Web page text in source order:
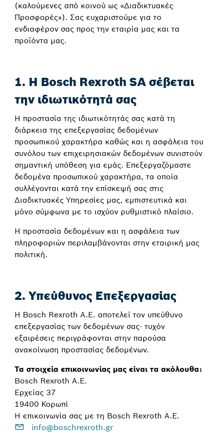
(καλούμενες από κοινού ως «Διαδικτυακές
Προσφορές»). Σας ευχαριστούμε για το
ενδιαφέρον σας προς την εταιρία μας και τα
προϊόντα μας.
1. Η Bosch Rexroth SA σέβεται
την ιδιωτικότητά σας
Η προστασία της ιδιωτικότητάς σας κατά τη
διάρκεια της επεξεργασίας δεδομένων
προσωπικού χαρακτήρα καθώς και η ασφάλεια του
συνόλου των επιχειρησιακών δεδομένων συνιστούν
σημαντική υπόθεση για εμάς. Επεξεργαζόμαστε
δεδομένα προσωπικού χαρακτήρα, τα οποία
συλλέγονται κατά την επίσκεψή σας στις
Διαδικτυακές Υπηρεσίες μας, εμπιστευτικά και
μόνο σύμφωνα με το ισχύον ρυθμιστικό πλαίσιο.
Η προστασία δεδομένων και η ασφάλεια των
πληροφοριών περιλαμβάνονται στην εταιρική μας
πολιτική.
2. Υπεύθυνος Επεξεργασίας
Η Bosch Rexroth A.E. αποτελεί τον υπεύθυνο
επεξεργασίας των δεδομένων σας· τυχόν
εξαιρέσεις περιγράφονται στην παρούσα
ανακοίνωση προστασίας δεδομένων.
Τα στοιχεία επικοινωνίας μας είναι τα ακόλουθα:
Bosch Rexroth A.E.
Ερχείας 37
19400 Κορωπί
Η επικοινωνία σας με τη Bosch Rexroth A.E.
info@boschrexroth.gr